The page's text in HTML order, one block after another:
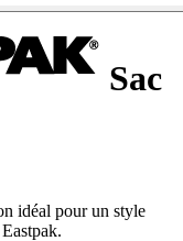
Sac
idéal pour un style